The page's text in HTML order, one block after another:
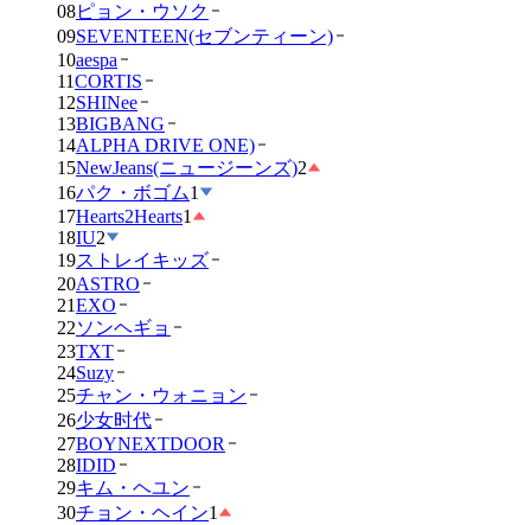
08ピョン・ウソク
09SEVENTEEN(セブンティーン)
10aespa
11CORTIS
12SHINee
13BIGBANG
14ALPHA DRIVE ONE)
15NewJeans(ニュージーンズ)2
16パク・ボゴム1
17Hearts2Hearts1
18IU2
19ストレイキッズ
20ASTRO
21EXO
22ソンヘギョ
23TXT
24Suzy
25チャン・ウォニョン
26少女时代
27BOYNEXTDOOR
28IDID
29キム・ヘユン
30チョン・ヘイン1